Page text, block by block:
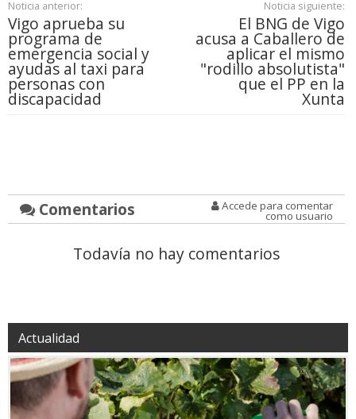
Noticia anterior:
Vigo aprueba su
programa de
emergencia social y
ayudas al taxi para
personas con
discapacidad
Noticia siguiente:
El BNG de Vigo
acusa a Caballero de
aplicar el mismo
"rodillo absolutista"
que el PP en la
Xunta
Comentarios Accede para comentar
como usuario
Todavía no hay comentarios
Actualidad